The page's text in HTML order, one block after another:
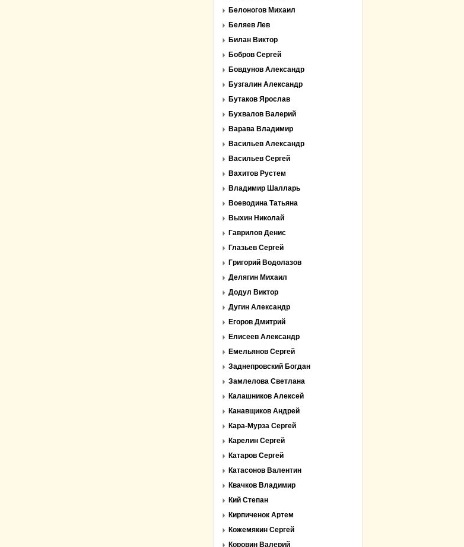
Белоногов Михаил
Беляев Лев
Билан Виктор
Бобров Сергей
Бовдунов Александр
Бузгалин Александр
Бутаков Ярослав
Бухвалов Валерий
Варава Владимир
Васильев Александр
Васильев Сергей
Вахитов Рустем
Владимир Шалларь
Воеводина Татьяна
Выхин Николай
Гаврилов Денис
Глазьев Сергей
Григорий Водолазов
Делягин Михаил
Додул Виктор
Дугин Александр
Егоров Дмитрий
Елисеев Александр
Емельянов Сергей
Заднепровский Богдан
Замлелова Светлана
Калашников Алексей
Канавщиков Андрей
Кара-Мурза Сергей
Карелин Сергей
Катаров Сергей
Катасонов Валентин
Квачков Владимир
Кий Степан
Кирпиченок Артем
Кожемякин Сергей
Коровин Валерий